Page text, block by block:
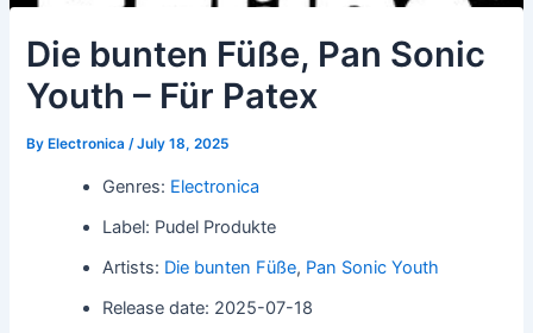
Die bunten Füße, Pan Sonic
Youth – Für Patex
By Electronica/July 18, 2025
Genres: Electronica
Label: Pudel Produkte
Artists: Die bunten Füße, Pan Sonic Youth
Release date: 2025-07-18